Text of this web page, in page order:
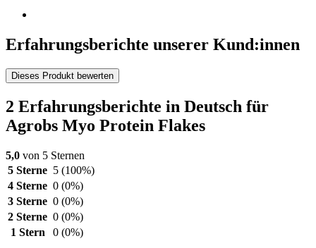
Erfahrungsberichte unserer Kund:innen
Dieses Produkt bewerten
2 Erfahrungsberichte in Deutsch für
Agrobs Myo Protein Flakes
5,0 von 5 Sternen
5 Sterne 5 (100%)
4 Sterne 0 (0%)
3 Sterne 0 (0%)
2 Sterne 0 (0%)
1 Stern
0 (0%)